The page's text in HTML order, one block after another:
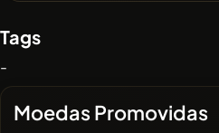
Tags
-
Moedas Promovidas